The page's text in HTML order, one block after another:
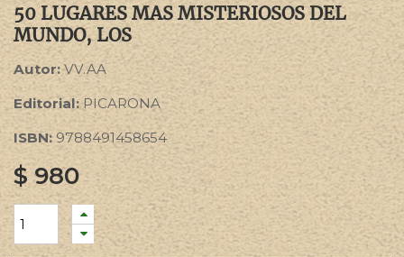
50 LUGARES MAS MISTERIOSOS DEL
MUNDO, LOS
Autor:VV.AA
Editorial:PICARONA
ISBN: 9788491458654
$980